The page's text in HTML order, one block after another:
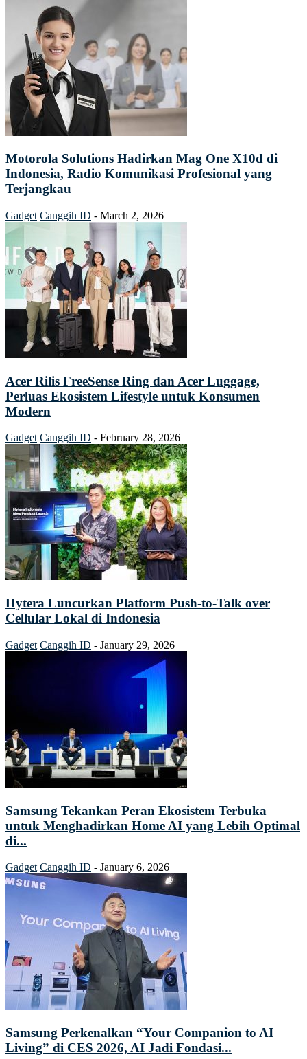
Motorola Solutions Hadirkan Mag One X10d di
Indonesia, Radio Komunikasi Profesional yang
Terjangkau
Gadget Canggih ID - March 2, 2026
Acer Rilis FreeSense Ring dan Acer Luggage,
Perluas Ekosistem Lifestyle untuk Konsumen
Modern
Gadget Canggih ID - February 28, 2026
Hytera Luncurkan Platform Push-to-Talk over
Cellular Lokal di Indonesia
Gadget Canggih ID - January 29, 2026
Samsung Tekankan Peran Ekosistem Terbuka
untuk Menghadirkan Home AI yang Lebih Optimal
di...
Gadget Canggih ID - January 6, 2026
Samsung Perkenalkan “Your Companion to AI
Living” di CES 2026, AI Jadi Fondasi...